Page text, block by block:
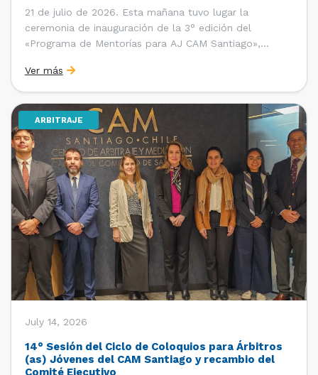
21 de julio de 2026. Esta mañana tuvo lugar la
ceremonia de inauguración de la 3° edición del
«Programa de Mentorías para AJ CAM Santiago»,
Internacionales con el apoyo de la Dirección Ejecutiva
y la Subdirección Ejecutiva y de Asuntos
Internacionales, tras […]
Ver más
ARBITRAJE
July 14, 2026
14° Sesión del Ciclo de Coloquios para Árbitros
(as) Jóvenes del CAM Santiago y recambio del
Comité Ejecutivo